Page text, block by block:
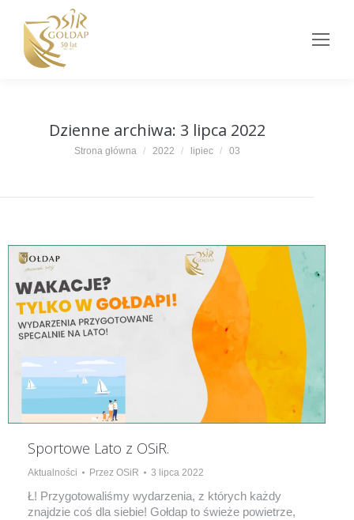
Dzienne archiwa: 3 lipca 2022
Jesteś tutaj:
Strona główna 2022 lipiec 03
Sportowe Lato z OSiR.
Aktualności Przez OSiR 3 lipca 2022
Ł! Przygotowaliśmy wydarzenia, z których każdy
znajdzie coś dla siebie! Gołdap to świeże powietrze,